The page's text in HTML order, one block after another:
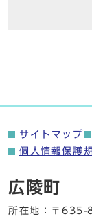
サイトマップ
個人情報保護
広陵町
所在地：〒635-